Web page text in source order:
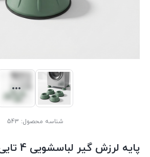
شناسه محصول: 543
پایه لرزش گیر لباسشویی 4 تایی